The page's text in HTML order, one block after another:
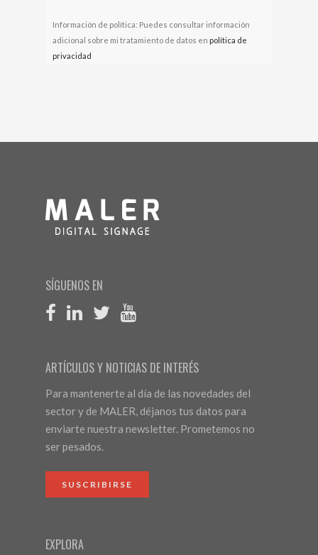
Información de política: Puedes consultar información
adicional sobre mi tratamiento de datos en política de
privacidad
SÍGUENOS EN
ARTÍCULOS Y NOTICIAS DE INTERÉS
Para mantenerte al día de las novedades del
sector y de MALER, déjanos tus datos para
enviarte nuestra newsletter. Prometemos no
ser pesados.
SUSCRIBIRSE
EXPLORA